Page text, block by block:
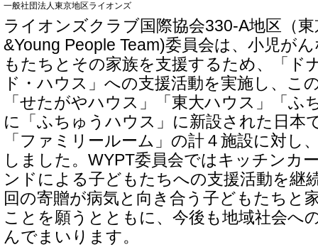
一般社団法人東京地区ライオンズ
ライオンズクラブ国際協会330-A地区（
&Young People Team)委員会は、小児が
もたちとその家族を支援するため、「ド
ド・ハウス」への支援活動を実施し、こ
「せたがやハウス」「東大ハウス」「ふ
に「ふちゅうハウス」に新設された日本
「ファミリールーム」の計４施設に対し
しました。WYPT委員会ではキッチンカ
ンドによる子どもたちへの支援活動を継
回の寄贈が病気と向き合う子どもたちと
ことを願うとともに、今後も地域社会へ
んでまいります。